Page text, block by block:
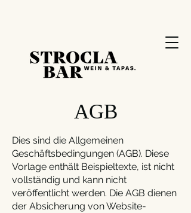
AGB
Dies sind die Allgemeinen
Geschäftsbedingungen (AGB). Diese
Vorlage enthält Beispieltexte, ist nicht
vollständig und kann nicht
veröffentlicht werden. Die AGB dienen
der Absicherung von Website-